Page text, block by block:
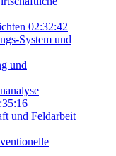
02:32:42
System und
und
und Feldarbeit